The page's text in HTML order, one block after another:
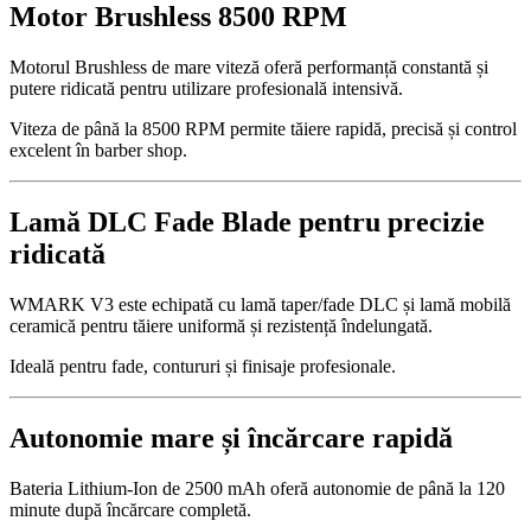
Motor Brushless 8500 RPM
Motorul Brushless de mare viteză oferă performanță constantă și
putere ridicată pentru utilizare profesională intensivă.
Viteza de până la 8500 RPM permite tăiere rapidă, precisă și control
excelent în barber shop.
Lamă DLC Fade Blade pentru precizie
ridicată
WMARK V3 este echipată cu lamă taper/fade DLC și lamă mobilă
ceramică pentru tăiere uniformă și rezistență îndelungată.
Ideală pentru fade, contururi și finisaje profesionale.
Autonomie mare și încărcare rapidă
Bateria Lithium-Ion de 2500 mAh oferă autonomie de până la 120
minute după încărcare completă.